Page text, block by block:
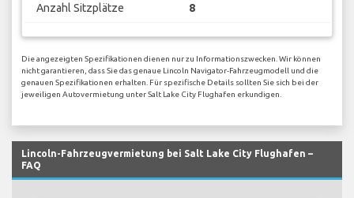
Anzahl Sitzplätze 8
Die angezeigten Spezifikationen dienen nur zu Informationszwecken. Wir können
nicht garantieren, dass Sie das genaue Lincoln Navigator-Fahrzeugmodell und die
genauen Spezifikationen erhalten. Für spezifische Details sollten Sie sich bei der
jeweiligen Autovermietung unter Salt Lake City Flughafen erkundigen.
Lincoln-Fahrzeugvermietung bei Salt Lake City Flughafen –
FAQ